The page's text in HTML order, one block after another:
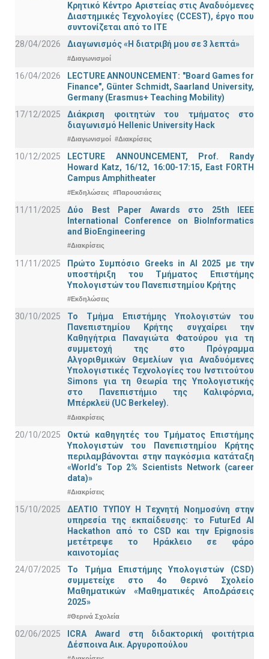
Κρητικό Κέντρο Αριστείας στις Αναδυόμενες
Διαστημικές Τεχνολογίες (CCEST), έργο που
συντονίζεται από το ΙΤΕ
28/04/2026
Διαγωνισμός «Η διατριβή μου σε 3 λεπτά»
#Διαγωνισμοί
16/04/2026
LECTURE ANNOUNCEMENT: "Board Games for
Finance", Günter Schmidt, Saarland University,
Germany (Erasmus+ Teaching Mobility)
17/12/2025
Διάκριση φοιτητών του τμήματος στο
διαγωνισμό Hellenic University Hack
#Διαγωνισμοί #Διακρίσεις
10/12/2025
LECTURE ANNOUNCEMENT, Prof. Randy
Howard Katz, 16/12, 16:00-17:15, East FORTH
Campus Amphitheater
#Εκδηλώσεις #Παρουσιάσεις
11/11/2025
Δύο Best Paper Awards στο 25th IEEE
International Conference on BioInformatics
and BioEngineering
#Διακρίσεις
11/11/2025
Πρώτο Συμπόσιο Greeks in AI 2025 με την
υποστήριξη του Τμήματος Επιστήμης
Υπολογιστών του Πανεπιστημίου Κρήτης
#Εκδηλώσεις
30/10/2025
Το Τμήμα Επιστήμης Υπολογιστών του
Πανεπιστημίου Κρήτης συγχαίρει την
Καθηγήτρια Παναγιώτα Φατούρου για τη
συμμετοχή της στο Πρόγραμμα
Αλγοριθμικών Θεμελίων για Αναδυόμενες
Υπολογιστικές Τεχνολογίες του Ινστιτούτου
Simons για τη Θεωρία της Υπολογιστικής
στο Πανεπιστήμιο της Καλιφόρνια,
Μπέρκλεϋ (UC Berkeley).
#Διακρίσεις
20/10/2025
Οκτώ καθηγητές του Τμήματος Επιστήμης
Υπολογιστών του Πανεπιστημίου Κρήτης
περιλαμβάνονται στην παγκόσμια κατάταξη
«World’s Top 2% Scientists Network (career
data)»
#Διακρίσεις
15/10/2025
ΔΕΛΤΙΟ ΤΥΠΟΥ H Tεχνητή Νοημοσύνη στην
υπηρεσία της εκπαίδευσης: το FuturEd AI
Hackathon από το CSD και την Epignosis
μετέτρεψε το Ηράκλειο σε φάρο
καινοτομίας
24/07/2025
Το Τμήμα Επιστήμης Υπολογιστών (CSD)
συμμετείχε στο 4ο Θερινό Σχολείο
Μαθηματικών «Μαθηματικές ΑποΔράσεις
2025»
#Θερινά Σχολεία
02/06/2025
ICRA Award στη διδακτορική φοιτήτρια
Δέσποινα Αικ. Αργυροπούλου